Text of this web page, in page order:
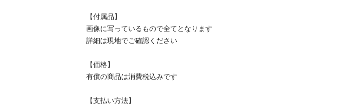
【付属品】
画像に写っているもので全てとなります
詳細は現地でご確認ください
【価格】
有償の商品は消費税込みです
【⽀払い⽅法】